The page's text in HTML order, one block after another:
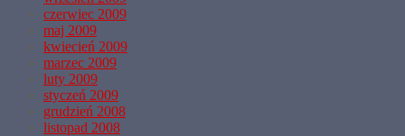
czerwiec 2009
maj 2009
kwiecień 2009
marzec 2009
luty 2009
styczeń 2009
grudzień 2008
listopad 2008